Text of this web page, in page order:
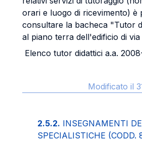
orari e luogo di ricevimento) è
consultare la bacheca "Tutor
al piano terra dell'edificio di via
Elenco tutor didattici a.a.
Modificato il
2.5.2. INSEGNAMENTI
SPECIALISTICHE